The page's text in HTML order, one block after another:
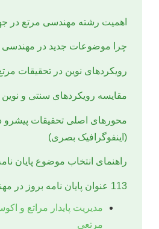
اهمیت رشته مهندسی مرتع در
چرا موضوعات جدید در مهندسی
رویکردهای نوین در تحقیقات
مقایسه رویکردهای سنتی و
محورهای اصلی تحقیقات پیشرو
(اینفوگرافیک بصری)
راهنمای انتخاب موضوع پایان
113 عنوان پایان نامه بروز در مهندسی مرتع
مدیریت پایدار مراتع و
مرتعی